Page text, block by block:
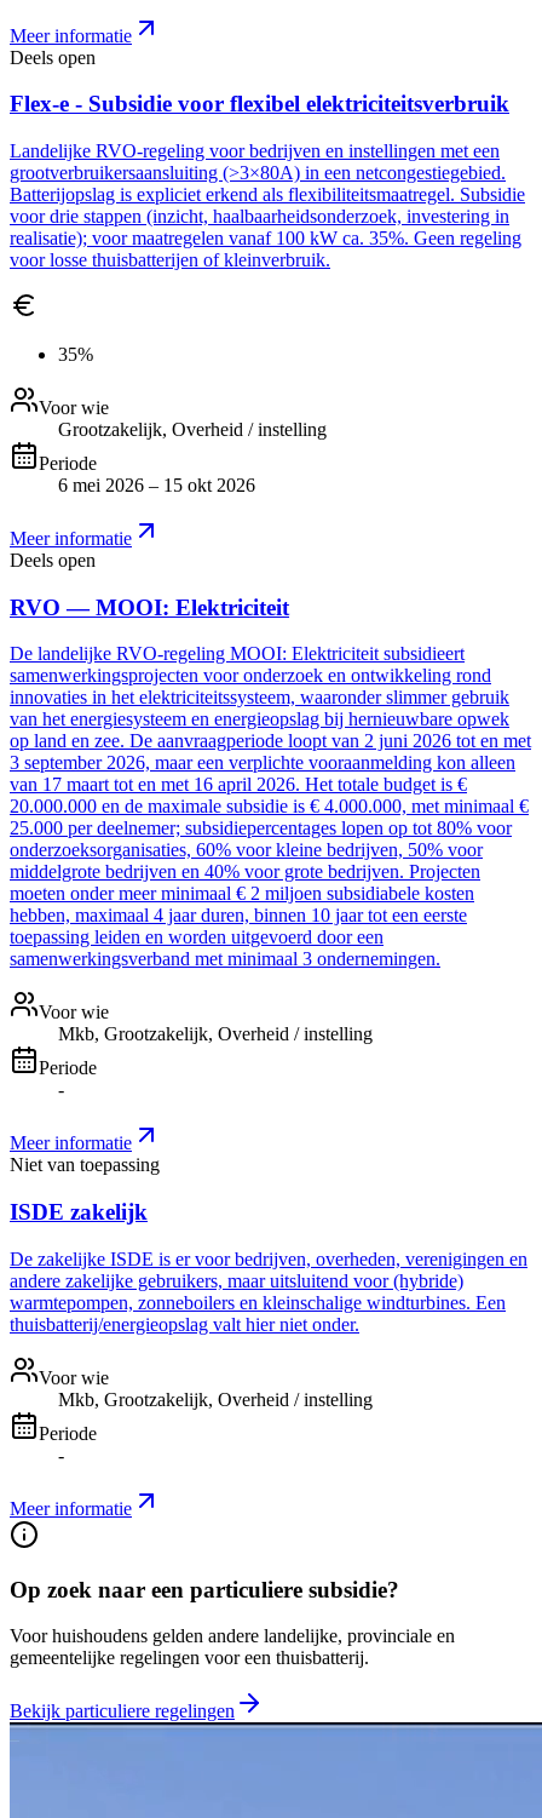
Meer informatie
Deels open
Flex-e - Subsidie voor flexibel elektriciteitsverbruik
Landelijke RVO-regeling voor bedrijven en instellingen met een
grootverbruikersaansluiting (>3×80A) in een netcongestiegebied.
Batterijopslag is expliciet erkend als flexibiliteitsmaatregel. Subsidie
voor drie stappen (inzicht, haalbaarheidsonderzoek, investering in
realisatie); voor maatregelen vanaf 100 kW ca. 35%. Geen regeling
voor losse thuisbatterijen of kleinverbruik.
35%
Voor wie
Grootzakelijk, Overheid / instelling
Periode
6 mei 2026 – 15 okt 2026
Meer informatie
Deels open
RVO — MOOI: Elektriciteit
De landelijke RVO-regeling MOOI: Elektriciteit subsidieert
samenwerkingsprojecten voor onderzoek en ontwikkeling rond
innovaties in het elektriciteitssysteem, waaronder slimmer gebruik
van het energiesysteem en energieopslag bij hernieuwbare opwek
op land en zee. De aanvraagperiode loopt van 2 juni 2026 tot en met
3 september 2026, maar een verplichte vooraanmelding kon alleen
van 17 maart tot en met 16 april 2026. Het totale budget is €
20.000.000 en de maximale subsidie is € 4.000.000, met minimaal €
25.000 per deelnemer; subsidiepercentages lopen op tot 80% voor
onderzoeksorganisaties, 60% voor kleine bedrijven, 50% voor
middelgrote bedrijven en 40% voor grote bedrijven. Projecten
moeten onder meer minimaal € 2 miljoen subsidiabele kosten
hebben, maximaal 4 jaar duren, binnen 10 jaar tot een eerste
toepassing leiden en worden uitgevoerd door een
samenwerkingsverband met minimaal 3 ondernemingen.
Voor wie
Mkb, Grootzakelijk, Overheid / instelling
Periode
-
Meer informatie
Niet van toepassing
ISDE zakelijk
De zakelijke ISDE is er voor bedrijven, overheden, verenigingen en
andere zakelijke gebruikers, maar uitsluitend voor (hybride)
warmtepompen, zonneboilers en kleinschalige windturbines. Een
thuisbatterij/energieopslag valt hier niet onder.
Voor wie
Mkb, Grootzakelijk, Overheid / instelling
Periode
-
Meer informatie
Op zoek naar een particuliere subsidie?
Voor huishoudens gelden andere landelijke, provinciale en
gemeentelijke regelingen voor een thuisbatterij.
Bekijk particuliere regelingen